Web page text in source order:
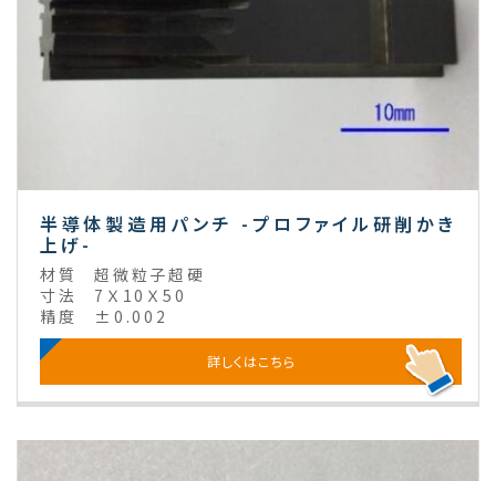
半導体製造用パンチ -プロファイル研削かき
上げ-
材質
超微粒子超硬
寸法
7Ｘ10Ｘ50
精度
±0.002
詳しくはこちら